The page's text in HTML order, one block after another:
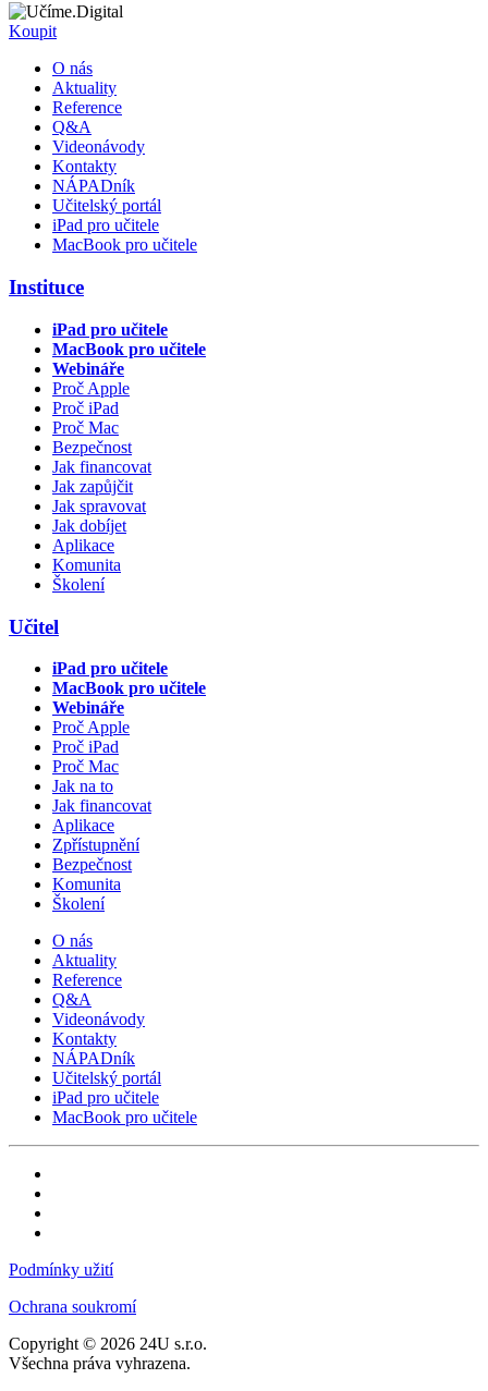
Koupit
O nás
Aktuality
Reference
Q&A
Videonávody
Kontakty
NÁPADník
Učitelský portál
iPad pro učitele
MacBook pro učitele
Instituce
iPad pro učitele
MacBook pro učitele
Webináře
Proč Apple
Proč iPad
Proč Mac
Bezpečnost
Jak financovat
Jak zapůjčit
Jak spravovat
Jak dobíjet
Aplikace
Komunita
Školení
Učitel
iPad pro učitele
MacBook pro učitele
Webináře
Proč Apple
Proč iPad
Proč Mac
Jak na to
Jak financovat
Aplikace
Zpřístupnění
Bezpečnost
Komunita
Školení
O nás
Aktuality
Reference
Q&A
Videonávody
Kontakty
NÁPADník
Učitelský portál
iPad pro učitele
MacBook pro učitele
Podmínky užití
Ochrana soukromí
Copyright © 2026 24U s.r.o.
Všechna práva vyhrazena.